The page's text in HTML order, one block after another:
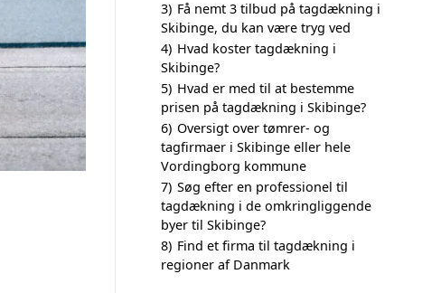
3) Få nemt 3 tilbud på tagdækning i
Skibinge, du kan være tryg ved
4) Hvad koster tagdækning i
Skibinge?
5) Hvad er med til at bestemme
prisen på tagdækning i Skibinge?
6) Oversigt over tømrer- og
tagfirmaer i Skibinge eller hele
Vordingborg kommune
7) Søg efter en professionel til
tagdækning i de omkringliggende
byer til Skibinge?
8) Find et firma til tagdækning i
regioner af Danmark